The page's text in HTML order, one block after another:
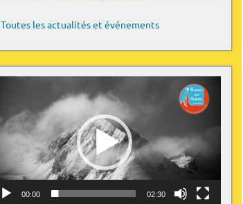
Toutes les actualités et événements
00:00 02:30